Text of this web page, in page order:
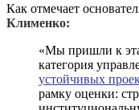
Как отмечает
Клименко:
«Мы пришли к
категория
устойчивых
рамку оценки: